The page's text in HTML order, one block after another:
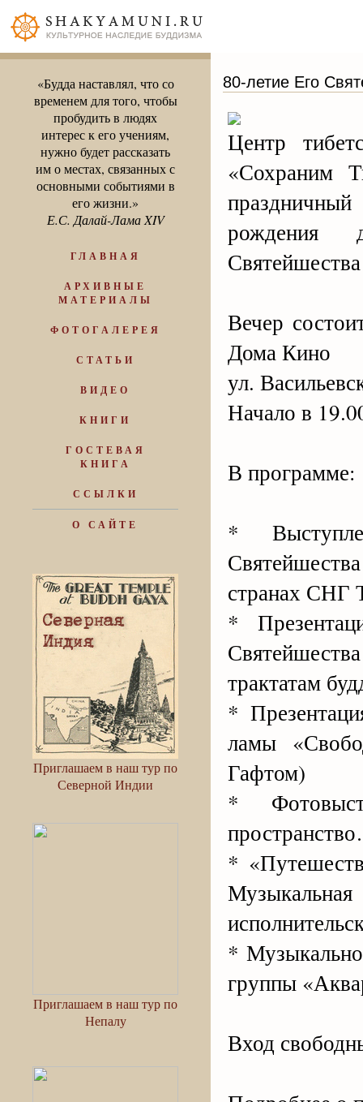
«Будда наставлял, что со
временем для того, чтобы
пробудить в людях
интерес к его учениям,
нужно будет рассказать
им о местах, связанных с
основными событиями в
его жизни.»
Е.С. Далай-Лама XIV
ГЛАВНАЯ
АРХИВНЫЕ
МАТЕРИАЛЫ
ФОТОГАЛЕРЕЯ
СТАТЬИ
ВИДЕО
КНИГИ
ГОСТЕВАЯ
КНИГА
ССЫЛКИ
О САЙТЕ
Приглашаем в наш тур по
Северной Индии
Приглашаем в наш тур по
Непалу
80-летие Его
Центр
«Сохраним
рождения
Вечер
Дома Кино
ул.
Начало в
В программе:
*
странах СНГ
*
трактатам
*
ламы
Гафтом)
*
*
*
группы
Вход